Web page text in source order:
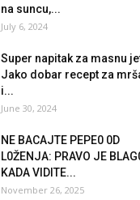
na suncu,...
July 6, 2024
Super napitak za masnu
Jako dobar recept za
i...
June 30, 2024
NE BACAJTE PEPE0 0D
L0ŽENJA: PRAVO JE
KADA VIDITE...
November 26, 2025